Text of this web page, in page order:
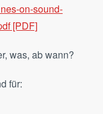
on-sound-
[PDF]
was, ab wann?
für: